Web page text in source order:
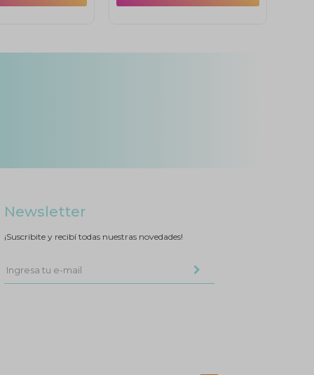
Newsletter
¡Suscribite y recibí todas nuestras novedades!